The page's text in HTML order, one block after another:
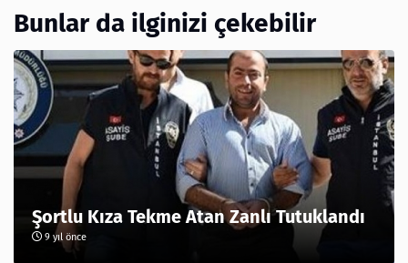
Bunlar da ilginizi çekebilir
Şortlu Kıza Tekme Atan Zanlı Tutuklandı
9 yıl önce